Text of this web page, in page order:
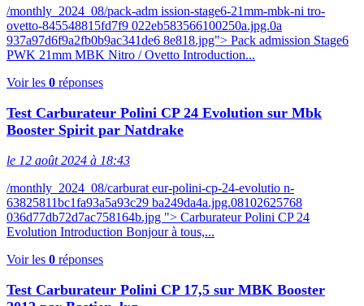
/monthly_2024_08/pack-adm ission-stage6-21mm-mbk-ni tro-
ovetto-845548815fd7f9 022eb583566100250a.jpg.0a
937a97d6f9a2fb0b9ac341de6 8e818.jpg"> Pack admission Stage6
PWK 21mm MBK Nitro / Ovetto Introduction...
Voir les 0 réponses
Test Carburateur Polini CP 24 Evolution sur Mbk
Booster Spirit par Natdrake
le 12 août 2024 à 18:43
/monthly_2024_08/carburat eur-polini-cp-24-evolutio n-
63825811bc1fa93a5a93c29 ba249da4a.jpg.08102625768
036d77db72d7ac758164b.jpg "> Carburateur Polini CP 24
Evolution Introduction Bonjour à tous,...
Voir les 0 réponses
Test Carburateur Polini CP 17,5 sur MBK Booster